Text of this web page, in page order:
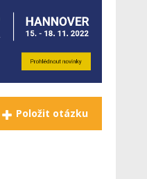
Položit otázku